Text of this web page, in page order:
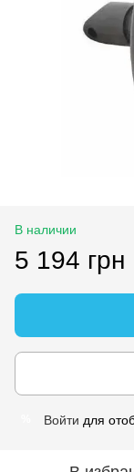
В наличии
5 194 грн
Войти для